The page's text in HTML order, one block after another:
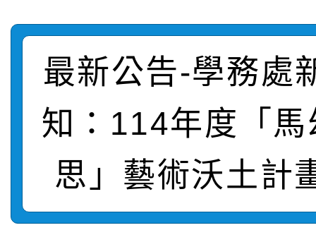
賽實施要點
比賽實施要點」
轉知：「115年金融知
動辦法」
轉知臺中市政府政風處
城市手牽手，綠能透明
畫影片一案
轉知：「115學年度全
劇比賽實施要點」及修
表
轉知：桃園市115年度
敬師藝文競賽』實施計
【甄選結果(第11招)】
學年度第1學期第7次代
【甄選結果(第3招)】
最新公告-學務處
知：114年度「馬
思」藝術沃土計